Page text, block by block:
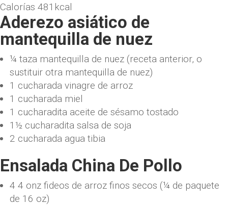
Calorías 481 kcal
Aderezo asiático de
mantequilla de nuez
¼ taza mantequilla de nuez (receta anterior, o
sustituir otra mantequilla de nuez)
1 cucharada vinagre de arroz
1 cucharada miel
1 cucharadita aceite de sésamo tostado
1½ cucharadita salsa de soja
2 cucharada agua tibia
Ensalada China De Pollo
4 4 onz fideos de arroz finos secos (¼ de paquete
de 16 oz)